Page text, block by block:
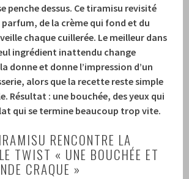
penche dessus. Ce tiramisu revisité
de la crème qui fond et du
chaque cuillerée. Le meilleur dans
ingrédient inattendu change
donne et donne l’impression d’un
alors que la recette reste simple
Résultat : une bouchée, des yeux qui
qui se termine beaucoup trop vite.
RENCONTRE LA
TWIST « UNE BOUCHÉE ET
CRAQUE »